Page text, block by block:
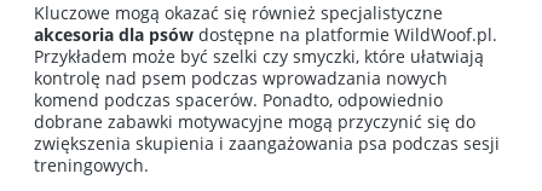
Kluczowe mogą okazać się również specjalistyczne
akcesoria dla psów dostępne na platformie WildWoof.pl.
Przykładem może być szelki czy smyczki, które ułatwiają
kontrolę nad psem podczas wprowadzania nowych
komend podczas spacerów. Ponadto, odpowiednio
dobrane zabawki motywacyjne mogą przyczynić się do
zwiększenia skupienia i zaangażowania psa podczas sesji
treningowych.